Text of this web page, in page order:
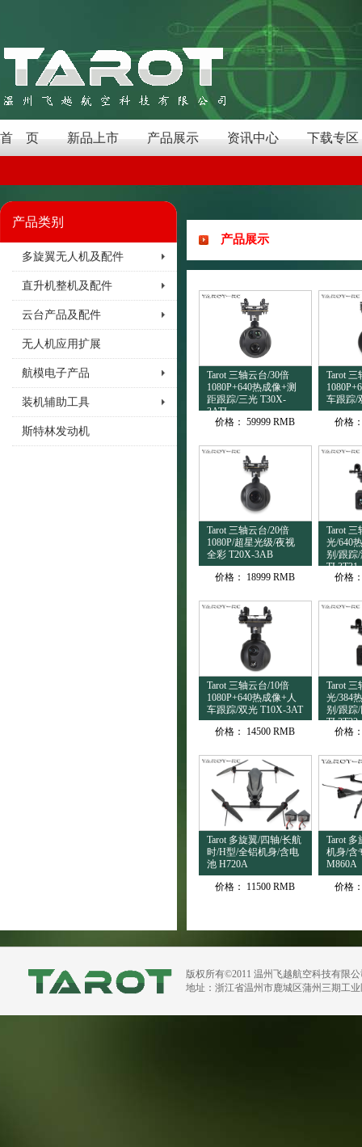
首 页 新品上市 产品展示 资讯中心 下载专区
产品类别
多旋翼无人机及配件
直升机整机及配件
云台产品及配件
无人机应用扩展
航模电子产品
装机辅助工具
斯特林发动机
产品展示
Tarot 三轴云台/30倍
1080P+640热成像+测
距跟踪/三光 T30X-
3ATL
价格： 59999 RMB
Tarot 三
车跟踪/
价格
Tarot 三轴云台/20倍
1080P/超星光级/夜视
全彩 T20X-3AB
价格：
18999 RMB
Tarot
光/640
别/跟踪
TL3T31
价格
Tarot 三轴云台/10倍
1080P+640热成像+人
车跟踪/双光 T10X-3AT
价格：
14500 RMB
Tarot
光/384
别/跟踪
TL3T32
价格
Tarot 多旋翼/四轴/长航
时/H型/全铝机身/含电
池 H720A
价格：
11500 RMB
Tarot
机身/含
M860A
价格
版权所有©2011 温州飞越航空科技有限
地址：浙江省温州市鹿城区蒲州三期工业